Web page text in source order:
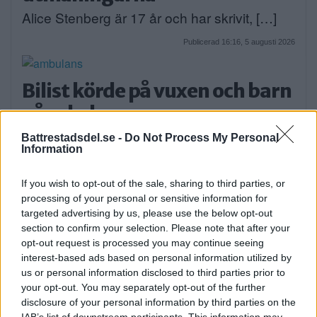
Battrestadsdel.se - Do Not Process My Personal
Information
If you wish to opt-out of the sale, sharing to third parties, or
processing of your personal or sensitive information for
targeted advertising by us, please use the below opt-out
section to confirm your selection. Please note that after your
opt-out request is processed you may continue seeing
interest-based ads based on personal information utilized by
us or personal information disclosed to third parties prior to
your opt-out. You may separately opt-out of the further
disclosure of your personal information by third parties on the
Alice Stenberg är 17 år och har skrivit, […]
Publicerad 16:16, 5 augusti 2026
Bilist körde på vuxen och barn
på cykel
På måndagskvällen blev två personer som
färdades på […]
Publicerad 08:58, 4 augusti 2026
När onlinecasino blir en del av
den digitala vardagen i södra
Stockholm